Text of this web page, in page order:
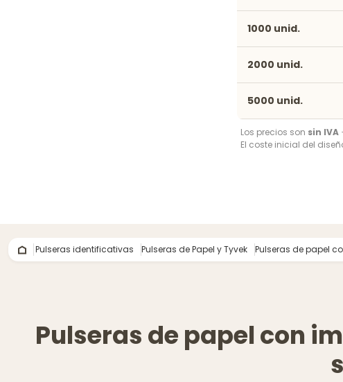
1000 unid.
2000 unid.
5000 unid.
Los precios son sin IVA
El coste inicial del
Pulseras identificativas Pulseras de Papel y Tyvek Pulseras de papel
Pulseras de papel con